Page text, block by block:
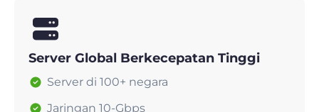
Server Global Berkecepatan Tinggi
Server di 100+ negara
Jaringan 10-Gbps